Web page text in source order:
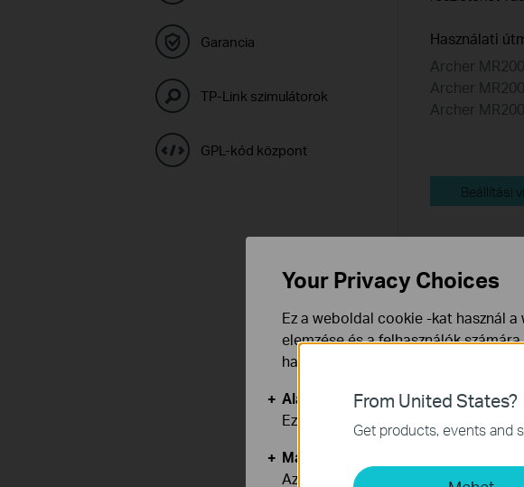
Garancia
TP-Link szimulátorok
GPL-kód központ
Használati
Archer
Archer
Archer
Beállítási
Router
From United States?
Get products, events and
Your Privacy Choices
Ez a weboldal cookie -kat használ
elemzése és a felhasználók
használata ellen bármikor
Alap Cookie-k
Ezek a cookie -k a webhely
Marketing és Elemző Cookie-k
Az elemző cookie -k lehetővé teszik